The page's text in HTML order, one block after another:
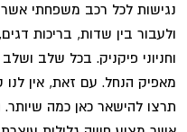
נגישות לכל רכב משפחתי
ולעבור בין שדות, בריכות
וחניוני פיקניק. בכל שלב
מאפיק הנחל. עם זאת, אין
תרצו להישאר כאן כמה שיותר.